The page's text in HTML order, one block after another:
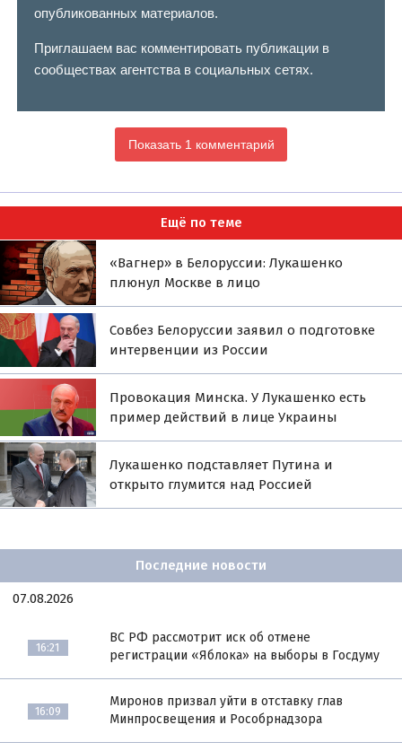
опубликованных материалов.
Приглашаем вас комментировать публикации в
сообществах агентства в социальных сетях.
Показать 1 комментарий
Ещё по теме
«Вагнер» в Белоруссии: Лукашенко
плюнул Москве в лицо
Совбез Белоруссии заявил о подготовке
интервенции из России
Провокация Минска. У Лукашенко есть
пример действий в лице Украины
Лукашенко подставляет Путина и
открыто глумится над Россией
Последние новости
07.08.2026
16:21
ВС РФ рассмотрит иск об отмене
регистрации «Яблока» на выборы в Госдуму
16:09
Миронов призвал уйти в отставку глав
Минпросвещения и Рособрнадзора